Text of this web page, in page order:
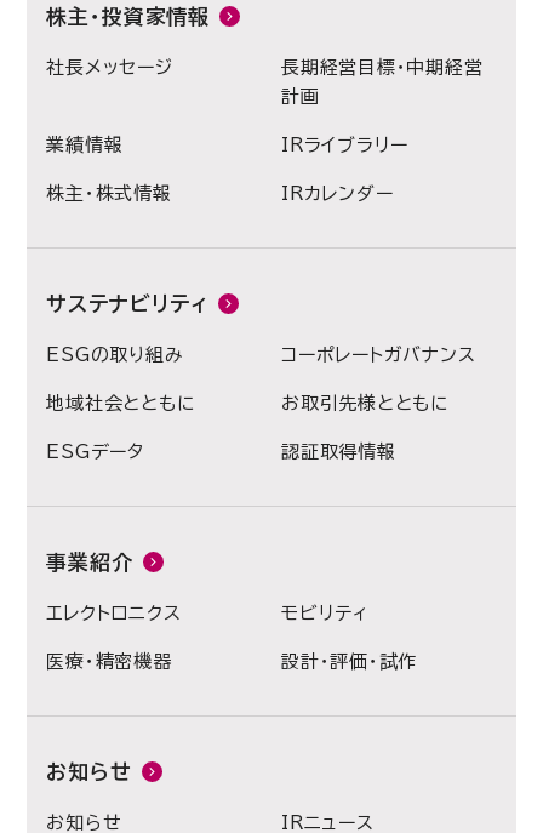
株主・投資家情報
社長メッセージ
長期経営目標・中期経営
計画
業績情報 IRライブラリー
株主・株式情報 IRカレンダー
サステナビリティ
ESGの取り組み コーポレートガバナンス
地域社会とともに お取引先様とともに
ESGデータ 認証取得情報
事業紹介
エレクトロニクス モビリティ
医療・精密機器 設計・評価・試作
お知らせ
お知らせ IRニュース